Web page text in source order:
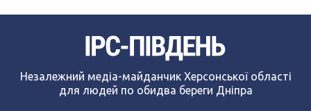
Незалежний медіа-майданчик Херсонської області
для людей по обидва береги Дніпра